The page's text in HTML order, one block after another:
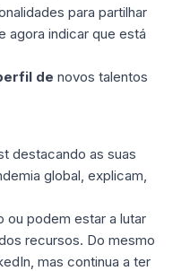
para partilhar
agora indicar que está
de novos talentos
destacando as suas
global, explicam,
ou podem estar a lutar
recursos. Do mesmo
mas continua a ter